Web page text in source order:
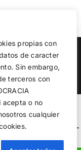
propias con
de caracter
Sin embargo,
terceros con
acepta o no
cualquier
| All Rights Reserved
in
plugins/kn-
on line71
y mejorar
las cookies,
sus preferencias.